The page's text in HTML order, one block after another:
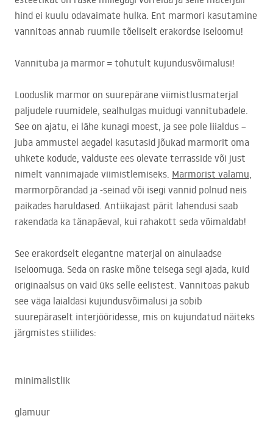
hind ei kuulu odavaimate hulka. Ent marmori kasutamine
vannitoas annab ruumile tõeliselt erakordse iseloomu!
Vannituba ja marmor = tohutult kujundusvõimalusi!
Looduslik marmor on suurepärane viimistlusmaterjal
paljudele ruumidele, sealhulgas muidugi vannitubadele.
See on ajatu, ei lähe kunagi moest, ja see pole liialdus –
juba ammustel aegadel kasutasid jõukad marmorit oma
uhkete kodude, valduste ees olevate terrasside või just
nimelt vannimajade viimistlemiseks. Marmorist valamu,
marmorpõrandad ja -seinad või isegi vannid polnud neis
paikades haruldased. Antiikajast pärit lahendusi saab
rakendada ka tänapäeval, kui rahakott seda võimaldab!
See erakordselt elegantne materjal on ainulaadse
iseloomuga. Seda on raske mõne teisega segi ajada, kuid
originaalsus on vaid üks selle eelistest. Vannitoas pakub
see väga laialdasi kujundusvõimalusi ja sobib
suurepäraselt interjööridesse, mis on kujundatud näiteks
järgmistes stiilides:
minimalistlik
glamuur